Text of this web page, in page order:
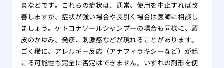
炎などです。これらの症状は、通常、使用を中止すれば改
善しますが、症状が強い場合や長引く場合は医師に相談し
ましょう。ケトコナゾールシャンプーの場合も同様に、頭
皮のかゆみ、発疹、刺激感などが現れることがあります。
ごく稀に、アレルギー反応（アナフィラキシーなど）が起
こる可能性も完全に否定はできません。いずれの剤形を使